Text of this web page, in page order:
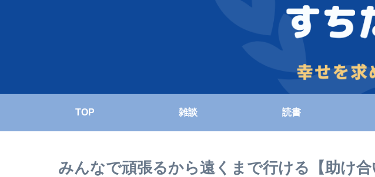
TOP 雑談 読書
みんなで頑張るから遠くまで行ける【助け